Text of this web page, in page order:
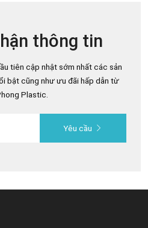
thông tin
tiên cập nhật sớm nhất các sản
bật cũng như ưu đãi hấp dẫn từ
Plastic.
Yêu cầu